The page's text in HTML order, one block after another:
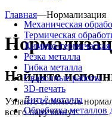
Механическая
Термическая
Химико-термическая
Резка металла
Гибка металла
Сварочные работы
3D-печать
Литьё металла
Обработка металлов
Главная—Нормализация
Найдите
Узнайте стоимость
всего пару минут